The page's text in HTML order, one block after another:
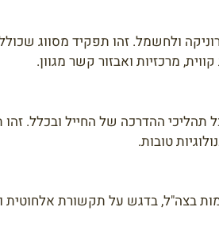
ולחשמל. זהו תפקיד מסווג
מרכזיות ואבזור קשר מגוון.
ההדרכה של החייל ובכלל.
טובות.
בצה"ל, בדגש על תקשורת אלחוטית